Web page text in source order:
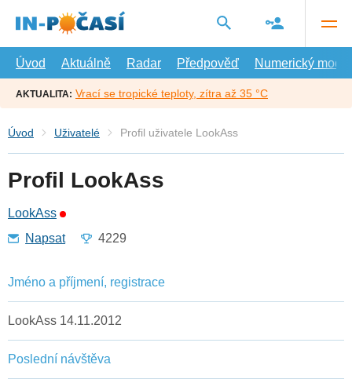
hlavní
Úvod
Aktuálně Radar Předpověď Numerický model
AKTUALITA: Vrací se tropické teploty, zítra až 35 °C
Úvod Uživatelé Profil uživatele LookAss
Profil LookAss
LookAss
Napsat
4229
Jméno a příjmení, registrace
LookAss 14.11.2012
Poslední návštěva